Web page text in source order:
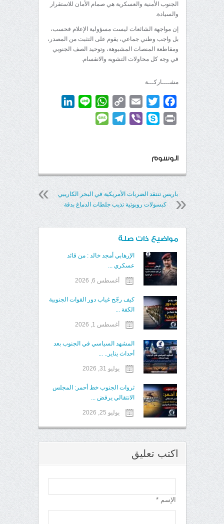
الجنوب الأمنية والعسكرية هي صمام الأمان للاستقرار
والسيادة.
إن مواجهة الشائعات ليست مسؤولية الإعلام فحسب،
بل واجب وطني جماعي، يقوم على التثبت من المصدر،
ومقاطعة المنصات المشبوهة، وتوحيد الصف الجنوبي
في وجه كل محاولات التشويه والانقسام.
مشــــاركـــة
Facebook
Twitter
Email
Copy
Link
WhatsApp
Line
Print
Skype
Viber
Telegram
الوسوم
باريس تنتقد الضربات الأمريكية في البحر الكاريبي
كبسولات روبوتية تذيب جلطات الدماغ بدقة
مواضيع ذات صلة
الإرهابي أمجد خالد : من قائد
عسكري ...
أغسطس 6, 2026
كيف رجّح غياب دور القوات الجنوبية
الكفة ...
أغسطس 1, 2026
المشهد السياسي في الجنوب بعد
أحداث يناير.. ...
يوليو 31, 2026
ثروات الجنوب خط أحمر: المجلس
الانتقالي يرفض ...
يوليو 25, 2026
اكتب تعليق
الإسم *